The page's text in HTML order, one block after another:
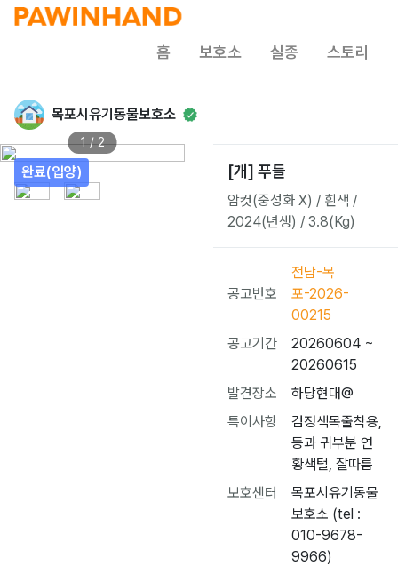
홈 보호소 실종 스토리
목포시유기동물보호소
완료(입양)
1 / 2
[개] 푸들
암컷(중성화 X) / 흰색 /
2024(년생) / 3.8(Kg)
공고번호
전남-목
포-2026-
00215
공고기간
20260604 ~
20260615
발견장소
하당현대@
특이사항
검정색목줄착용,
등과 귀부분 연
황색털, 잘따름
보호센터
목포시유기동물
보호소 (tel :
010-9678-
9966)